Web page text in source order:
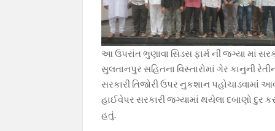
આ ઉપરાંત ભુણાવા સિડસ ફાર્મ ની જગ્યા માં
સુલતાનપુર સહિતના વિસ્તારોમાં ગેર કાનુની
સરકારી તિજોરી ઉપર નુકશાન પહોચાડવામાં
હાઈવેપર સરકારી જગ્યામાં થયેલા દબાણો
હતું.